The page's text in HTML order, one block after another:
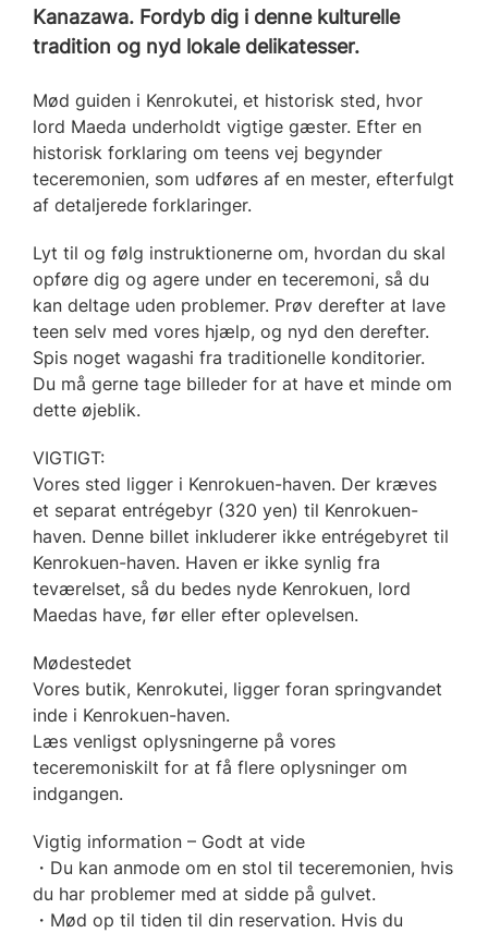
Kanazawa. Fordyb dig i denne kulturelle
tradition og nyd lokale delikatesser.
Mød guiden i Kenrokutei, et historisk sted, hvor
lord Maeda underholdt vigtige gæster. Efter en
historisk forklaring om teens vej begynder
teceremonien, som udføres af en mester, efterfulgt
af detaljerede forklaringer.
Lyt til og følg instruktionerne om, hvordan du skal
opføre dig og agere under en teceremoni, så du
kan deltage uden problemer. Prøv derefter at lave
teen selv med vores hjælp, og nyd den derefter.
Spis noget wagashi fra traditionelle konditorier.
Du må gerne tage billeder for at have et minde om
dette øjeblik.
VIGTIGT:
Vores sted ligger i Kenrokuen-haven. Der kræves
et separat entrégebyr (320 yen) til Kenrokuen-
haven. Denne billet inkluderer ikke entrégebyret til
Kenrokuen-haven. Haven er ikke synlig fra
teværelset, så du bedes nyde Kenrokuen, lord
Maedas have, før eller efter oplevelsen.
Mødestedet
Vores butik, Kenrokutei, ligger foran springvandet
inde i Kenrokuen-haven.
Læs venligst oplysningerne på vores
teceremoniskilt for at få flere oplysninger om
indgangen.
Vigtig information – Godt at vide
・Du kan anmode om en stol til teceremonien, hvis
du har problemer med at sidde på gulvet.
・Mød op til tiden til din reservation. Hvis du